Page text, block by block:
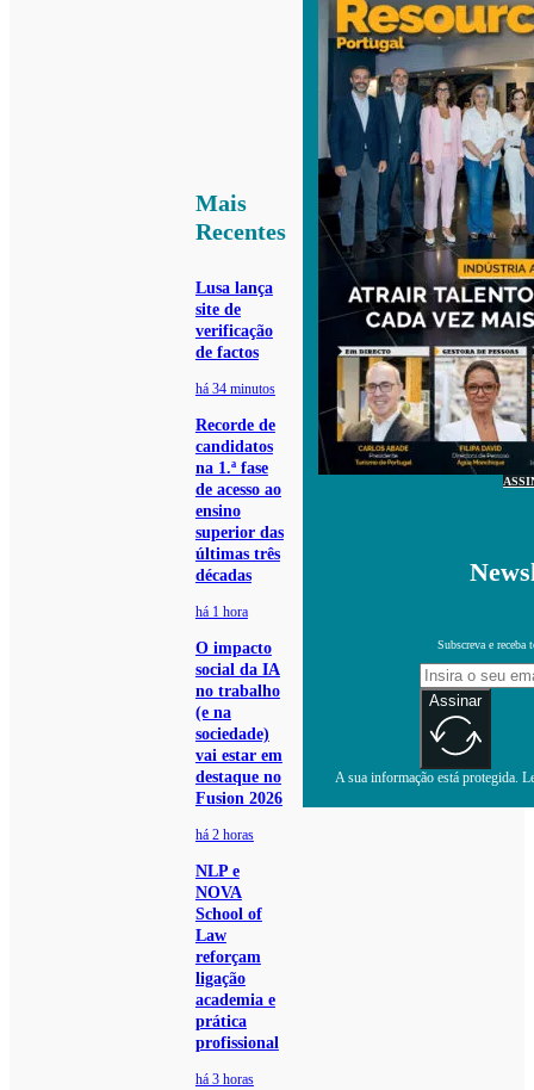
Mais
Recentes
Lusa lança
site de
verificação
de factos
há 34 minutos
Recorde de
candidatos
na 1.ª fase
de acesso ao
ensino
superior das
últimas três
décadas
há 1 hora
O impacto
social da IA
no trabalho
(e na
sociedade)
vai estar em
destaque no
Fusion 2026
há 2 horas
NLP e
NOVA
School of
Law
reforçam
ligação
academia e
prática
profissional
há 3 horas
Subscreva e receba
Assinar
A sua informação está protegida.